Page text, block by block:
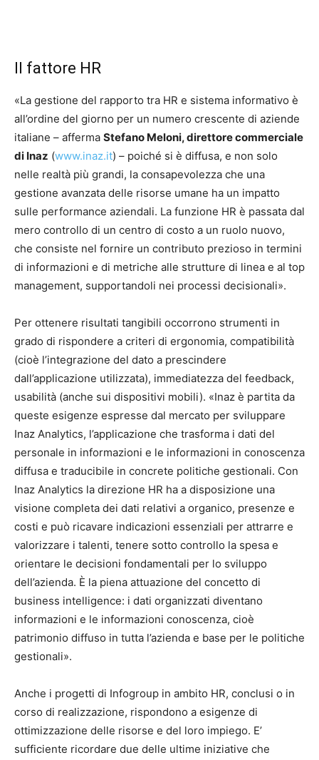
Il fattore HR
«La gestione del rapporto tra HR e sistema informativo è
all’ordine del giorno per un numero crescente di aziende
italiane – afferma Stefano Meloni, direttore commerciale
di Inaz (www.inaz.it) – poiché si è diffusa, e non solo
nelle realtà più grandi, la consapevolezza che una
gestione avanzata delle risorse umane ha un impatto
sulle performance aziendali. La funzione HR è passata dal
mero controllo di un centro di costo a un ruolo nuovo,
che consiste nel fornire un contributo prezioso in termini
di informazioni e di metriche alle strutture di linea e al top
management, supportandoli nei processi decisionali».
Per ottenere risultati tangibili occorrono strumenti in
grado di rispondere a criteri di ergonomia, compatibilità
(cioè l’integrazione del dato a prescindere
dall’applicazione utilizzata), immediatezza del feedback,
usabilità (anche sui dispositivi mobili). «Inaz è partita da
queste esigenze espresse dal mercato per sviluppare
Inaz Analytics, l’applicazione che trasforma i dati del
personale in informazioni e le informazioni in conoscenza
diffusa e traducibile in concrete politiche gestionali. Con
Inaz Analytics la direzione HR ha a disposizione una
visione completa dei dati relativi a organico, presenze e
costi e può ricavare indicazioni essenziali per attrarre e
valorizzare i talenti, tenere sotto controllo la spesa e
orientare le decisioni fondamentali per lo sviluppo
dell’azienda. È la piena attuazione del concetto di
business intelligence: i dati organizzati diventano
informazioni e le informazioni conoscenza, cioè
patrimonio diffuso in tutta l’azienda e base per le politiche
gestionali».
Anche i progetti di Infogroup in ambito HR, conclusi o in
corso di realizzazione, rispondono a esigenze di
ottimizzazione delle risorse e del loro impiego. E’
sufficiente ricordare due delle ultime iniziative che